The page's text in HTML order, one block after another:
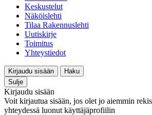
Keskustelut
Näköislehti
Tilaa Rakennuslehti
Uutiskirje
Toimitus
Yhteystiedot
Kirjaudu sisään
Haku
Sulje
Kirjaudu sisään
Voit kirjautua sisään, jos olet jo aiemmin
yhteydessä luonut käyttäjäprofiilin